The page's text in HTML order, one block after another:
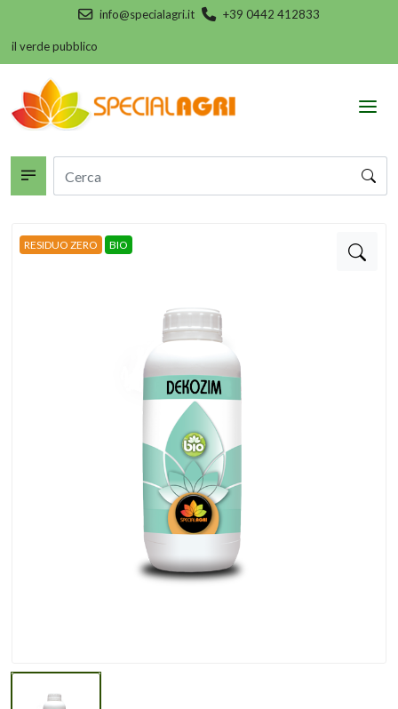
info@specialagri.it +39 0442 412833
verde pubblico
RESIDUO ZERO BIO